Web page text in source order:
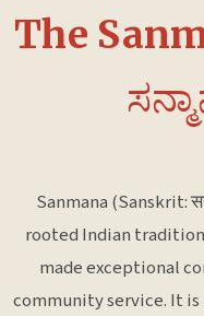
The
Sanmana (Sanskrit:
rooted Indian
made exceptional
community service. It